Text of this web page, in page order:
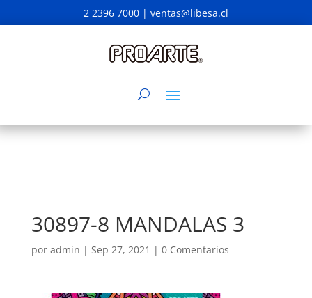
2 2396 7000 | ventas@libesa.cl
30897-8 MANDALAS 3
por admin | Sep 27, 2021 | 0 Comentarios